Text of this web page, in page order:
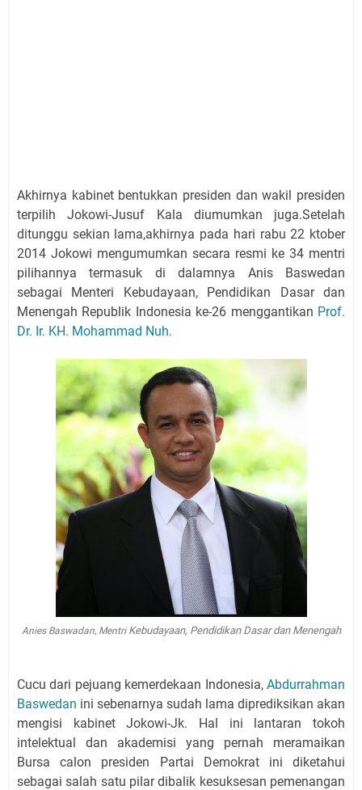
Akhirnya kabinet bentukkan presiden dan wakil presiden
terpilih Jokowi-Jusuf Kala diumumkan juga.Setelah
ditunggu sekian lama,akhirnya pada hari rabu 22 ktober
2014 Jokowi mengumumkan secara resmi ke 34 mentri
pilihannya termasuk di dalamnya Anis Baswedan
sebagai Menteri Kebudayaan, Pendidikan Dasar dan
Menengah Republik Indonesia ke-26 menggantikan Prof.
Dr. Ir. KH. Mohammad Nuh.
Anies Baswadan, Mentri Kebudayaan, Pendidikan Dasar dan Menengah
Cucu dari pejuang kemerdekaan Indonesia, Abdurrahman
Baswedan ini sebenarnya sudah lama diprediksikan akan
mengisi kabinet Jokowi-Jk. Hal ini lantaran tokoh
intelektual dan akademisi yang pernah meramaikan
Bursa calon presiden Partai Demokrat ini diketahui
sebagai salah satu pilar dibalik kesuksesan pemenangan